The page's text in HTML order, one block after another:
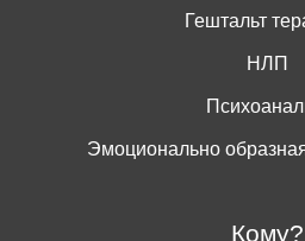
Гештальт
НЛП
Эмоционально
Кому?